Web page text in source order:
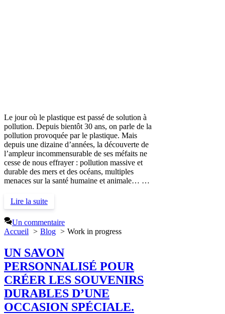
Le jour où le plastique est passé de solution à
pollution. Depuis bientôt 30 ans, on parle de la
pollution provoquée par le plastique. Mais
depuis une dizaine d’années, la découverte de
l’ampleur incommensurable de ses méfaits ne
cesse de nous effrayer : pollution massive et
durable des mers et des océans, multiples
menaces sur la santé humaine et animale… …
Lire la suite
Un commentaire
Accueil
Blog Work in progress
UN SAVON
PERSONNALISÉ POUR
CRÉER LES SOUVENIRS
DURABLES D’UNE
OCCASION SPÉCIALE.